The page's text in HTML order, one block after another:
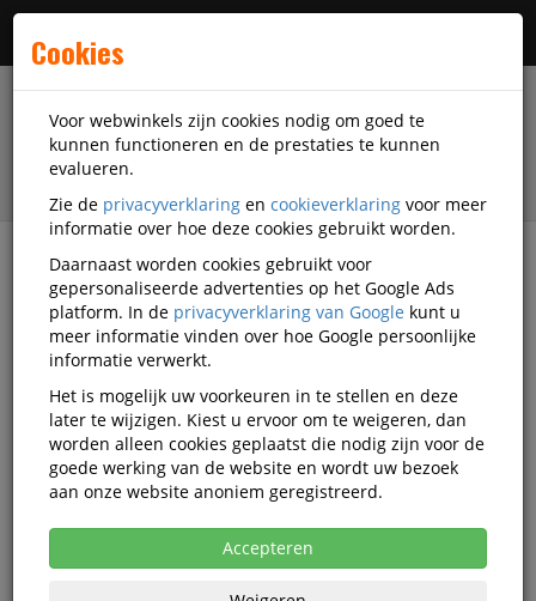
filter
Accessoires Ravensburger
Ravensburger accessoires
Ravensburger Speelgoed
Cookies
Voor webwinkels zijn cookies nodig om goed te
kunnen functioneren en de prestaties te kunnen
evalueren.
Zie de privacyverklaring en cookieverklaring voor meer
informatie over hoe deze cookies gebruikt worden.
Daarnaast worden cookies gebruikt voor
gepersonaliseerde advertenties op het Google Ads
platform. In de privacyverklaring van Google kunt u
meer informatie vinden over hoe Google persoonlijke
informatie verwerkt.
Het is mogelijk uw voorkeuren in te stellen en deze
later te wijzigen. Kiest u ervoor om te weigeren, dan
worden alleen cookies geplaatst die nodig zijn voor de
goede werking van de website en wordt uw bezoek
aan onze website anoniem geregistreerd.
Accepteren